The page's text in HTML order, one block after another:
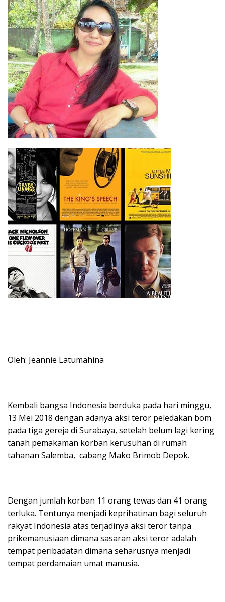
Oleh: Jeannie Latumahina
Kembali bangsa Indonesia berduka pada hari minggu,
13 Mei 2018 dengan adanya aksi teror peledakan bom
pada tiga gereja di Surabaya, setelah belum lagi kering
tanah pemakaman korban kerusuhan di rumah
tahanan Salemba, cabang Mako Brimob Depok.
Dengan jumlah korban 11 orang tewas dan 41 orang
terluka. Tentunya menjadi keprihatinan bagi seluruh
rakyat Indonesia atas terjadinya aksi teror tanpa
prikemanusiaan dimana sasaran aksi teror adalah
tempat peribadatan dimana seharusnya menjadi
tempat perdamaian umat manusia.